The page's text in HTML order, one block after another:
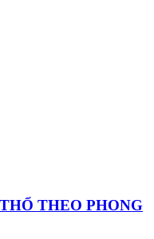
THEO PHONG